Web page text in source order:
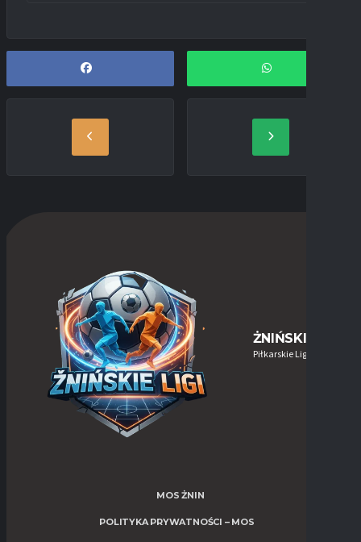
ŻNIŃSKIE-LIGI
Piłkarskie Ligi w Żninie
MOS ŻNIN
POLITYKA PRYWATNOŚCI – MOS